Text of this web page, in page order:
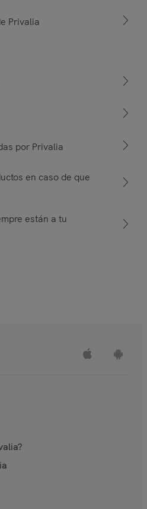
Privalia
por Privalia
en caso de que
están a tu